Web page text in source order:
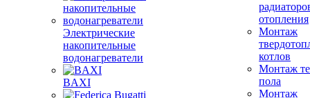
Электрические
накопительные
водонагреватели
BAXI
отопления
Монтаж
котлов
Монтаж
пола
Монтаж